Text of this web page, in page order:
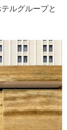
ルグループと